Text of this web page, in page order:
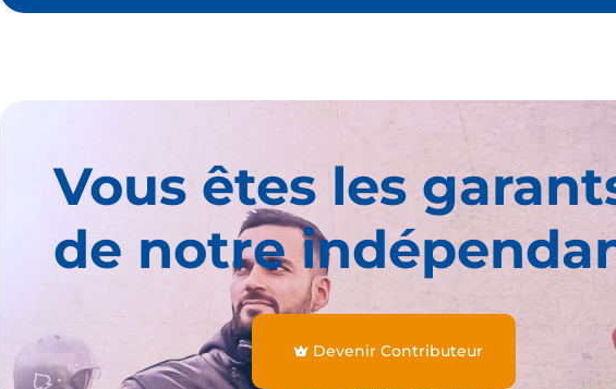
Vous êtes les
de notre
Devenir Contributeur